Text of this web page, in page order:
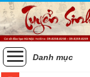
Danh mục